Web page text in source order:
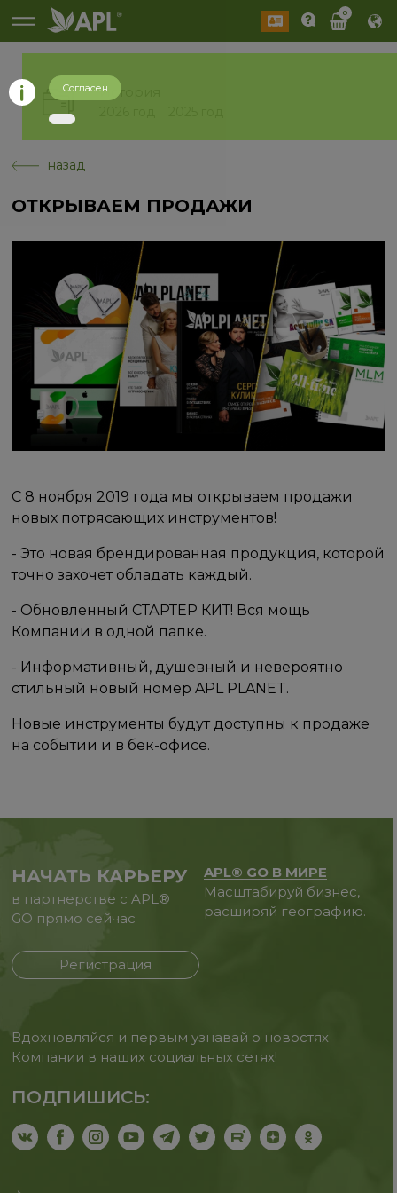
0
История
назад
ОТКРЫВАЕМ ПРОДАЖИ
С 8 ноября 2019 года мы открываем продажи
новых потрясающих инструментов!
- Это новая брендированная продукция, которой
точно захочет обладать каждый.
- Обновленный СТАРТЕР КИТ! Вся мощь
Компании в одной папке.
- Информативный, душевный и невероятно
стильный новый номер APL PLANET.
Новые инструменты будут доступны к продаже
на событии и в бек-офисе.
НАЧАТЬ КАРЬЕРУ
в партнерстве с APL®
GO прямо сейчас
Регистрация
APL® GO В МИРЕ
Масштабируй бизнес,
расширяй географию.
Вдохновляйся и первым узнавай о новостях
Компании в наших социальных сетях!
ПОДПИШИСЬ:
Согласен